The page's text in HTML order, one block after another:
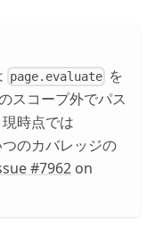
page.evaluate を
スコープ外でパス
時点では
のカバレッジの
#7962 on